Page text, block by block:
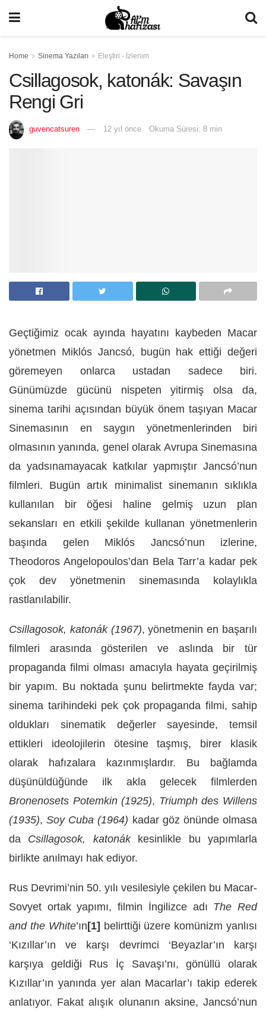
Home Sinema Yazıları Eleştiri - İzlenim
Csillagosok, katonák: Savaşın
Rengi Gri
guvencatsuren 12 yıl önce Okuma Süresi: 8 min
Geçtiğimiz ocak ayında hayatını kaybeden Macar
yönetmen Miklós Jancsó, bugün hak ettiği değeri
göremeyen onlarca ustadan sadece biri.
Günümüzde gücünü nispeten yitirmiş olsa da,
sinema tarihi açısından büyük önem taşıyan Macar
Sinemasının en saygın yönetmenlerinden biri
olmasının yanında, genel olarak Avrupa Sinemasına
da yadsınamayacak katkılar yapmıştır Jancsó’nun
filmleri. Bugün artık minimalist sinemanın sıklıkla
kullanılan bir öğesi haline gelmiş uzun plan
sekansları en etkili şekilde kullanan yönetmenlerin
başında gelen Miklós Jancsó’nun izlerine,
Theodoros Angelopoulos’dan Bela Tarr’a kadar pek
çok dev yönetmenin sinemasında kolaylıkla
rastlanılabilir.
Csillagosok, katonák (1967), yönetmenin en başarılı
filmleri arasında gösterilen ve aslında bir tür
propaganda filmi olması amacıyla hayata geçirilmiş
bir yapım. Bu noktada şunu belirtmekte fayda var;
sinema tarihindeki pek çok propaganda filmi, sahip
oldukları sinematik değerler sayesinde, temsil
ettikleri ideolojilerin ötesine taşmış, birer klasik
olarak hafızalara kazınmışlardır. Bu bağlamda
düşünüldüğünde ilk akla gelecek filmlerden
Bronenosets Potemkin (1925), Triumph des Willens
(1935),Soy Cuba (1964) kadar göz önünde olmasa
da Csillagosok, katonákkesinlikle bu yapımlarla
birlikte anılmayı hak ediyor.
Rus Devrimi’nin 50. yılı vesilesiyle çekilen bu Macar-
Sovyet ortak yapımı, filmin İngilizce adı The Red
and the White’ın[1] belirttiği üzere komünizm yanlısı
‘Kızıllar’ın ve karşı devrimci ‘Beyazlar’ın karşı
karşıya geldiği Rus İç Savaşı’nı, gönüllü olarak
Kızıllar’ın yanında yer alan Macarlar’ı takip ederek
anlatıyor. Fakat alışık olunanın aksine, Jancsó’nun